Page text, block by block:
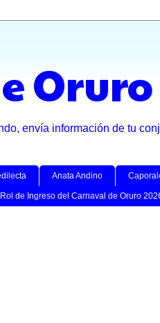
Oruro
envía información de tu
Anata Andino
Rol de Ingreso del Carnaval de Oruro